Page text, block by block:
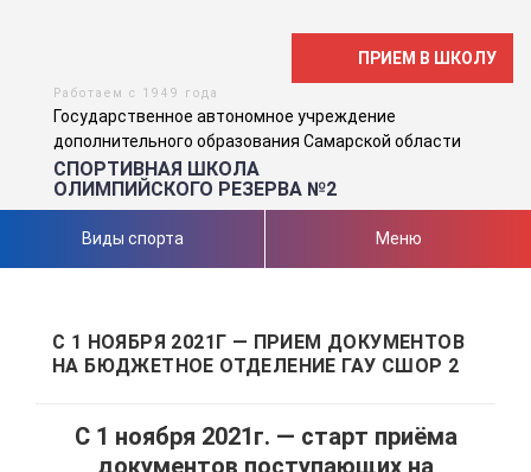
ПРИЕМ В ШКОЛУ
Работаем с 1949 года
Государственное автономное учреждение
дополнительного образования Самарской области
СПОРТИВНАЯ ШКОЛА
ОЛИМПИЙСКОГО РЕЗЕРВА №2
Виды спорта Меню
С 1 НОЯБРЯ 2021Г — ПРИЕМ ДОКУМЕНТОВ
НА БЮДЖЕТНОЕ ОТДЕЛЕНИЕ ГАУ СШОР 2
С 1 ноября 2021г. — старт приёма
документов поступающих на